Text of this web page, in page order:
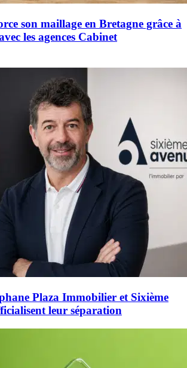
son maillage en Bretagne grâce à
les agences Cabinet
Plaza Immobilier et Sixième
leur séparation